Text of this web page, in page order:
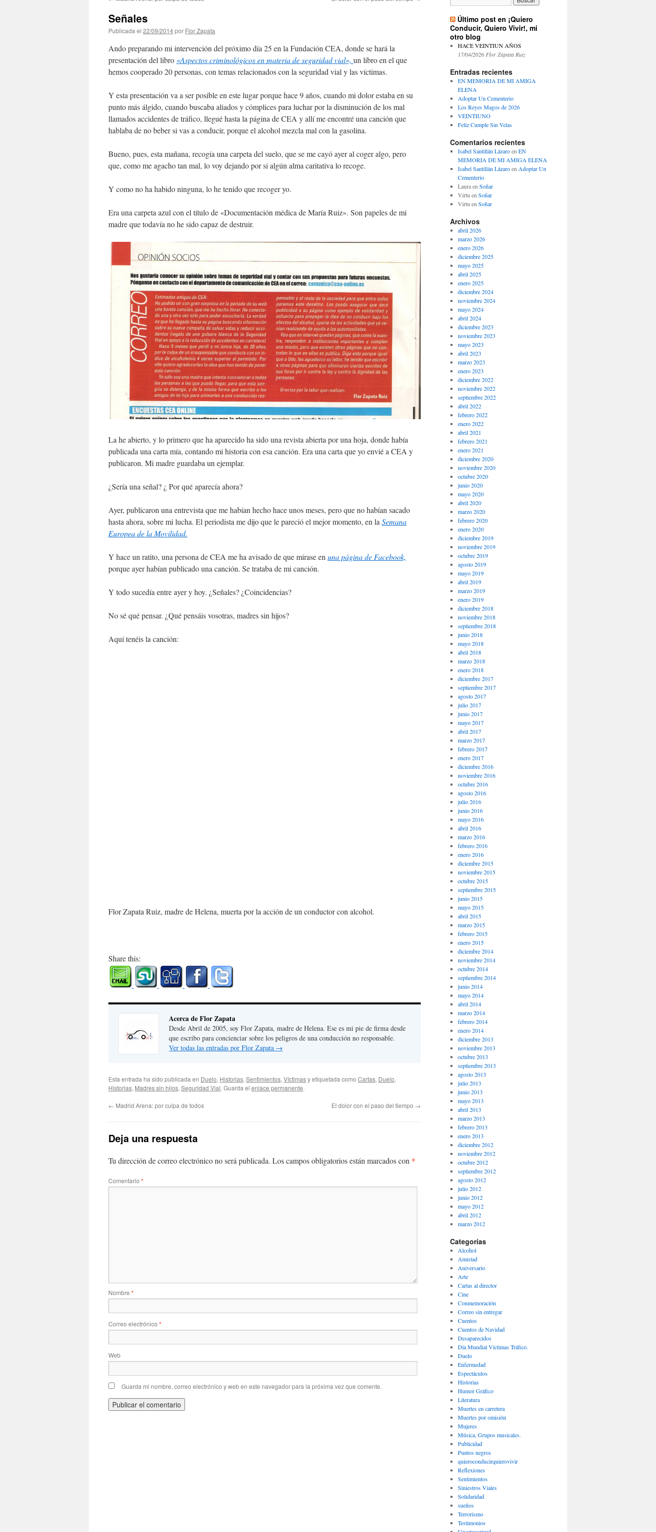
contenido
Señales
Publicada el 22/09/2014por Flor Zapata
Ando preparando mi intervención del próximo día 25 en la Fundación CEA, donde se hará la
presentación del libro «Aspectos criminológicos en materia de seguridad vial», un libro en el que
hemos cooperado 20 personas, con temas relacionados con la seguridad vial y las víctimas.
Y esta presentación va a ser posible en este lugar porque hace 9 años, cuando mi dolor estaba en su
punto más álgido, cuando buscaba aliados y cómplices para luchar por la disminución de los mal
llamados accidentes de tráfico, llegué hasta la página de CEA y allí me encontré una canción que
hablaba de no beber si vas a conducir, porque el alcohol mezcla mal con la gasolina.
Bueno, pues, esta mañana, recogía una carpeta del suelo, que se me cayó ayer al coger algo, pero
que, como me agacho tan mal, lo voy dejando por si algún alma caritativa lo recoge.
Y como no ha habido ninguna, lo he tenido que recoger yo.
Era una carpeta azul con el título de «Documentación médica de María Ruiz». Son papeles de mi
madre que todavía no he sido capaz de destruir.
La he abierto, y lo primero que ha aparecido ha sido una revista abierta por una hoja, donde había
publicada una carta mía, contando mi historia con esa canción. Era una carta que yo envié a CEA y
publicaron. Mi madre guardaba un ejemplar.
¿Sería una señal? ¿ Por qué aparecía ahora?
Ayer, publicaron una entrevista que me habían hecho hace unos meses, pero que no habían sacado
hasta ahora, sobre mi lucha. El periodista me dijo que le pareció el mejor momento, en la Semana
Europea de la Movilidad.
Y hace un ratito, una persona de CEA me ha avisado de que mirase en una página de Facebook,
porque ayer habían publicado una canción. Se trataba de mi canción.
Y todo sucedía entre ayer y hoy. ¿Señales? ¿Coincidencias?
No sé qué pensar. ¿Qué pensáis vosotras, madres sin hijos?
Aquí tenéis la canción:
Flor Zapata Ruiz, madre de Helena, muerta por la acción de un conductor con alcohol.
Share this:
Acerca de Flor Zapata
Desde Abril de 2005, soy Flor Zapata, madre de Helena. Ese es mi pie de firma desde
que escribo para concienciar sobre los peligros de una conducción no responsable.
Ver todas las entradas por Flor Zapata →
Esta entrada ha sido publicada en Duelo, Historias, Sentimientos, Víctimasy etiquetada como Cartas, Duelo,
Historias, Madres sin hijos, Seguridad Vial. Guarda el enlace permanente.
← Madrid Arena: por culpa de todos El dolor con el paso del tiempo →
Deja una respuesta
Tu dirección de correo electrónico no será publicada. Los campos obligatorios están marcados con *
Comentario *
Nombre *
Correo electrónico *
Web
Guarda mi nombre, correo electrónico y web en este navegador para la próxima vez que comente.
Último post en ¡Quiero
Conducir, Quiero Vivir!, mi
otro blog
HACE VEINTIUN AÑOS
17/04/2026 Flor Zapata Ruiz
Entradas recientes
EN MEMORIA DE MI AMIGA
ELENA
Adoptar Un Cementerio
Los Reyes Magos de 2026
VEINTIUNO
Feliz Cumple Sin Velas
Comentarios recientes
Isabel Santillán Lázaroen EN
MEMORIA DE MI AMIGA ELENA
Isabel Santillán Lázaroen Adoptar Un
Cementerio
Lauraen Soñar
Virtu en Soñar
Virtu en Soñar
Archivos
abril 2026
marzo 2026
enero 2026
diciembre 2025
mayo 2025
abril 2025
enero 2025
diciembre 2024
noviembre 2024
mayo 2024
abril 2024
diciembre 2023
noviembre 2023
mayo 2023
abril 2023
marzo 2023
enero 2023
diciembre 2022
noviembre 2022
septiembre 2022
abril 2022
febrero 2022
enero 2022
abril 2021
febrero 2021
enero 2021
diciembre 2020
noviembre 2020
octubre 2020
junio 2020
mayo 2020
abril 2020
marzo 2020
febrero 2020
enero 2020
diciembre 2019
noviembre 2019
octubre 2019
agosto 2019
mayo 2019
abril 2019
marzo 2019
enero 2019
diciembre 2018
noviembre 2018
septiembre 2018
junio 2018
mayo 2018
abril 2018
marzo 2018
enero 2018
diciembre 2017
septiembre 2017
agosto 2017
julio 2017
junio 2017
mayo 2017
abril 2017
marzo 2017
febrero 2017
enero 2017
diciembre 2016
noviembre 2016
octubre 2016
agosto 2016
julio 2016
junio 2016
mayo 2016
abril 2016
marzo 2016
febrero 2016
enero 2016
diciembre 2015
noviembre 2015
octubre 2015
septiembre 2015
junio 2015
mayo 2015
abril 2015
marzo 2015
febrero 2015
enero 2015
diciembre 2014
noviembre 2014
octubre 2014
septiembre 2014
junio 2014
mayo 2014
abril 2014
marzo 2014
febrero 2014
enero 2014
diciembre 2013
noviembre 2013
octubre 2013
septiembre 2013
agosto 2013
julio 2013
junio 2013
mayo 2013
abril 2013
marzo 2013
febrero 2013
enero 2013
diciembre 2012
noviembre 2012
octubre 2012
septiembre 2012
agosto 2012
julio 2012
junio 2012
mayo 2012
abril 2012
marzo 2012
Categorías
Alcohol
Amistad
Aniversario
Arte
Cartas al director
Cine
Conmemoración
Correo sin entregar
Cuentos
Cuentos de Navidad
Desaparecidos
Día Mundial Víctimas Tráfico.
Duelo
Enfermedad
Espectáculos
Historias
Humor Gráfico
Literatura
Muertes en carretera
Muertes por omisión
Mujeres
Música, Grupos musicales.
Publicidad
Puntos negros
quieroconducirquierovivir
Reflexiones
Sentimientos
Siniestros Viales
Solidaridad
sueños
Terrorismo
Testimonios